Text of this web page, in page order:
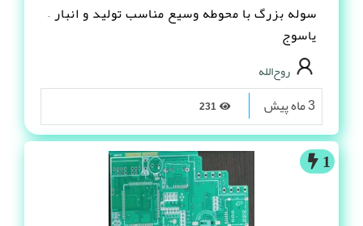
سوله بزرگ با محوطه وسیع مناسب تولید و انبار –
یاسوج
روح‌الله
3 ماه پیش
1